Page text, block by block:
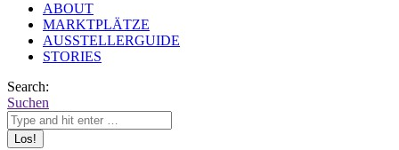
ABOUT
MARKTPLÄTZE
AUSSTELLERGUIDE
STORIES
Search:
Suchen